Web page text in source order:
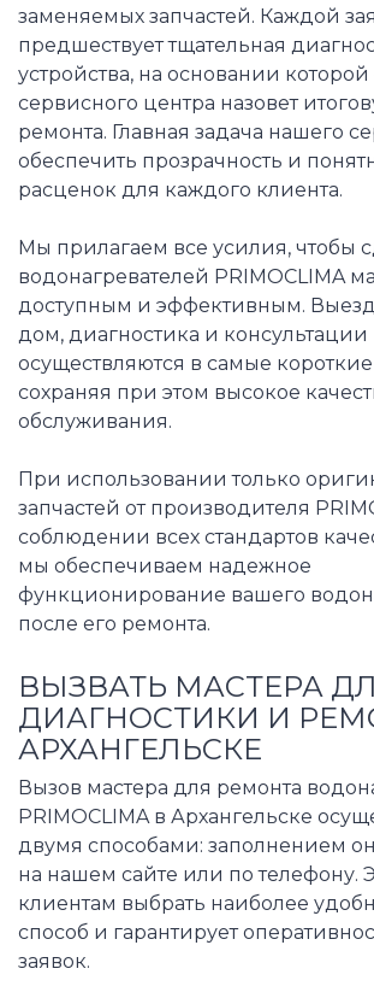
заменяемых запчастей. Каждой
предшествует тщательная
устройства, на основании
сервисного центра назовет
ремонта. Главная задача нашего
обеспечить прозрачность и
расценок для каждого клиента.
Мы прилагаем все усилия, чтобы
водонагревателей PRIMOCLIMA
доступным и эффективным. Выезд
дом, диагностика и консультации
осуществляются в самые
сохраняя при этом высокое
обслуживания.
При использовании только
запчастей от производителя
соблюдении всех стандартов
мы обеспечиваем надежное
функционирование вашего
после его ремонта.
ВЫЗВАТЬ МАСТЕРА
ДИАГНОСТИКИ И
АРХАНГЕЛЬСКЕ
Вызов мастера для ремонта
PRIMOCLIMA в Архангельске
двумя способами: заполнением
на нашем сайте или по телефону.
клиентам выбрать наиболее
способ и гарантирует
заявок.